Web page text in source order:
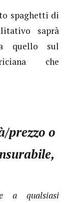
spaghetti di
saprà
quello sul
che
prezzo o
a qualsiasi